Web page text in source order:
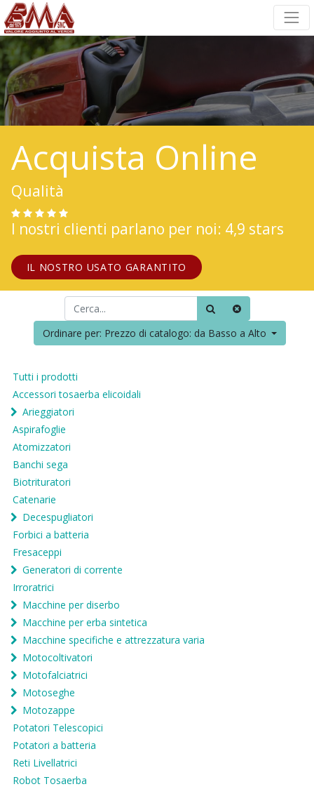
Acquista Online
Qualità
I nostri clienti parlano per noi: 4,9 stars
IL NOSTRO USATO GARANTITO
Ordinare per: Prezzo di catalogo: da Basso a Alto
Tutti i prodotti
Accessori tosaerba elicoidali
Arieggiatori
Aspirafoglie
Atomizzatori
Banchi sega
Biotrituratori
Catenarie
Decespugliatori
Forbici a batteria
Fresaceppi
Generatori di corrente
Irroratrici
Macchine per diserbo
Macchine per erba sintetica
Macchine specifiche e attrezzatura varia
Motocoltivatori
Motofalciatrici
Motoseghe
Motozappe
Potatori Telescopici
Potatori a batteria
Reti Livellatrici
Robot Tosaerba